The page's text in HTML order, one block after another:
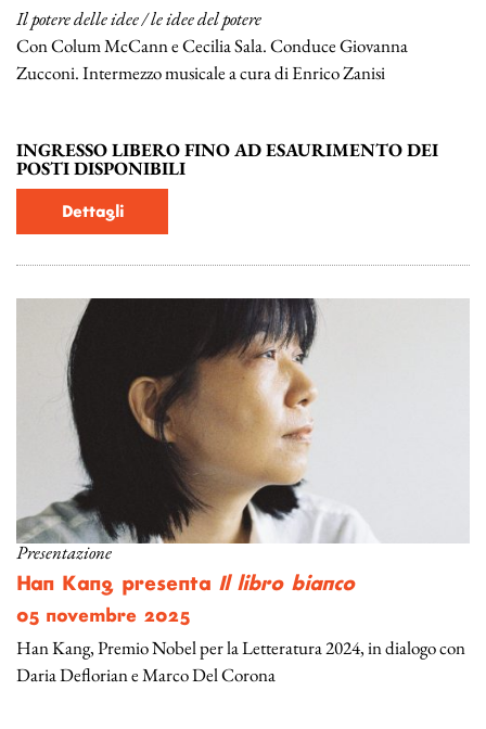
Il potere delle idee / le idee del potere
Con Colum McCann e Cecilia Sala. Conduce Giovanna
Zucconi. Intermezzo musicale a cura di Enrico Zanisi
INGRESSO LIBERO FINO AD ESAURIMENTO DEI
POSTI DISPONIBILI
Dettagli
Presentazione
Han Kang presenta Il libro bianco
05 novembre 2025
Han Kang, Premio Nobel per la Letteratura 2024, in dialogo con
Daria Deflorian e Marco Del Corona